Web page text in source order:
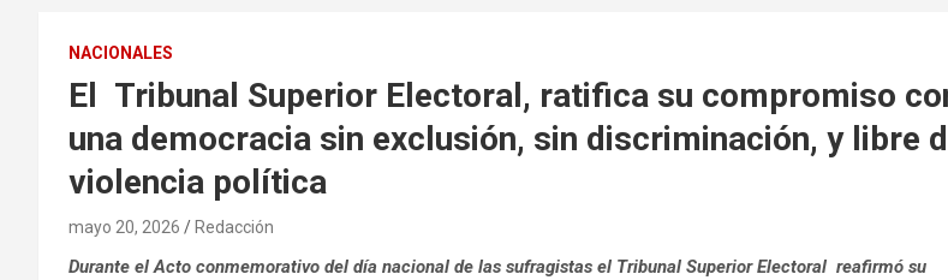
NACIONALES
El Tribunal Superior Electoral, ratifica su compromiso
una democracia sin exclusión, sin discriminación, y libre
violencia política
mayo 20, 2026 Redacción
Durante el Acto conmemorativo del día nacional de las sufragistas el Tribunal Superior Electoral reafirmó su